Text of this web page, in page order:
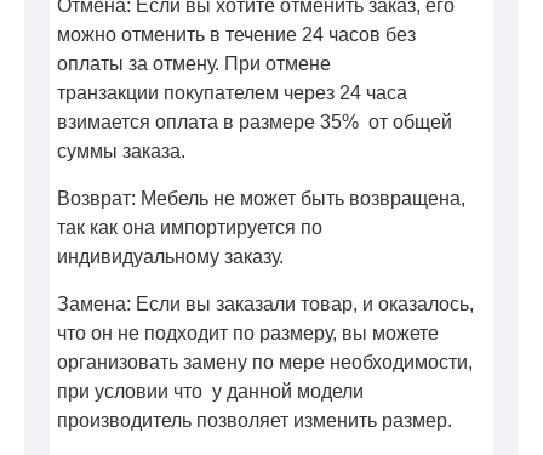
Отмена: Если вы хотите отменить заказ, его
можно отменить в течение 24 часов без
оплаты за отмену. При отмене
транзакции покупателем через 24 часа
взимается оплата в размере 35% от общей
суммы заказа.
Возврат: Мебель не может быть возвращена,
так как она импортируется по
индивидуальному заказу.
Замена: Если вы заказали товар, и оказалось,
что он не подходит по размеру, вы можете
организовать замену по мере необходимости,
при условии что у данной модели
производитель позволяет изменить размер.